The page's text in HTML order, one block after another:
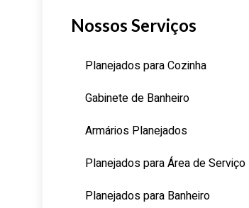
Nossos Serviços
Planejados para Cozinha
Gabinete de Banheiro
Armários Planejados
Planejados para Área de Serviço
Planejados para Banheiro